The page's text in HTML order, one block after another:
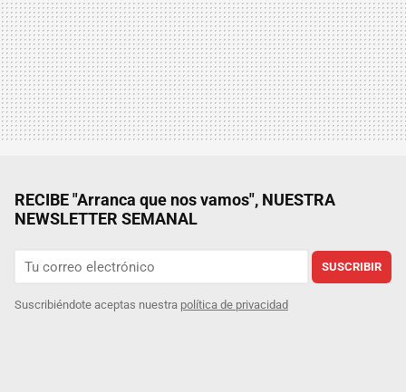
RECIBE "Arranca que nos vamos", NUESTRA
NEWSLETTER SEMANAL
SUSCRIBIR
Suscribiéndote aceptas nuestra política de privacidad